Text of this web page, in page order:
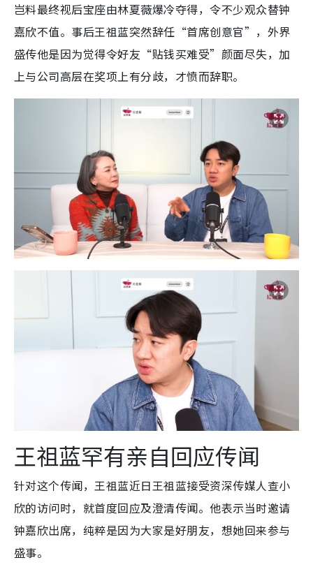
岂料最终视后宝座由林夏薇爆冷夺得，令不少观众替钟
嘉欣不值。事后王祖蓝突然辞任“首席创意官”，外界
盛传他是因为觉得令好友“贴钱买难受”颜面尽失，加
上与公司高层在奖项上有分歧，才愤而辞职。
王祖蓝罕有亲自回应传闻
针对这个传闻，王祖蓝近日王祖蓝接受资深传媒人查小
欣的访问时，就首度回应及澄清传闻。他表示当时邀请
钟嘉欣出席，纯粹是因为大家是好朋友，想她回来参与
盛事。